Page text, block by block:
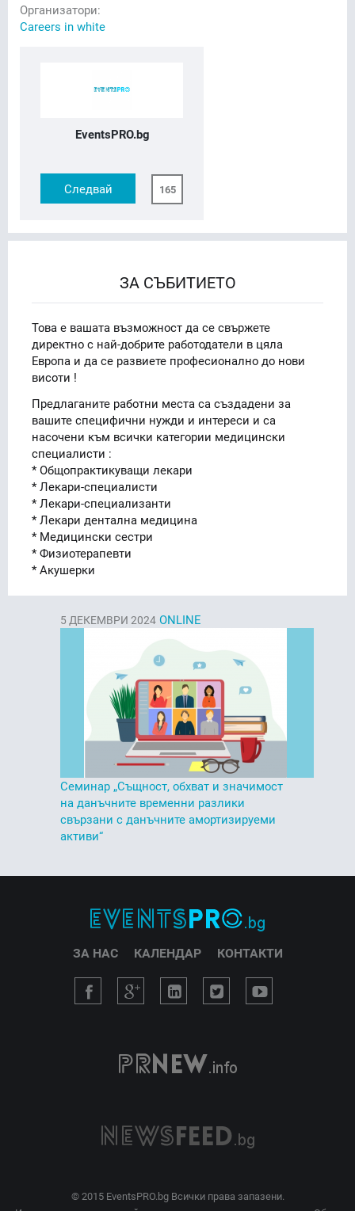
Организатори:
Careers in white
EventsPRO.bg
Следвай 165
ЗА СЪБИТИЕТО
Това е вашата възможност да се свържете
директно с най-добрите работодатели в цяла
Европа и да се развиете професионално до нови
висоти !
Предлаганите работни места са създадени за
вашите специфични нужди и интереси и са
насочени към всички категории медицински
специалисти :
* Общопрактикуващи лекари
* Лекари-специалисти
* Лекари-специализанти
* Лекари дентална медицина
* Медицински сестри
* Физиотерапевти
* Акушерки
5 ДЕКЕМВРИ 2024 ONLINE
Семинар „Същност, обхват и значимост
на данъчните временни разлики
свързани с данъчните амортизируеми
активи“
ЗА НАС КАЛЕНДАР КОНТАКТИ
© 2015 EventsPRO.bg Всички права запазени.